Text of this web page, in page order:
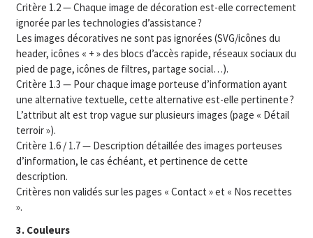
Critère 1.2 — Chaque image de décoration est-elle correctement
ignorée par les technologies d’assistance ?
Les images décoratives ne sont pas ignorées (SVG/icônes du
header, icônes « + » des blocs d’accès rapide, réseaux sociaux du
pied de page, icônes de filtres, partage social…).
Critère 1.3 — Pour chaque image porteuse d’information ayant
une alternative textuelle, cette alternative est-elle pertinente ?
L’attribut alt est trop vague sur plusieurs images (page « Détail
terroir »).
Critère 1.6 / 1.7 — Description détaillée des images porteuses
d’information, le cas échéant, et pertinence de cette
description.
Critères non validés sur les pages « Contact » et « Nos recettes
».
3. Couleurs